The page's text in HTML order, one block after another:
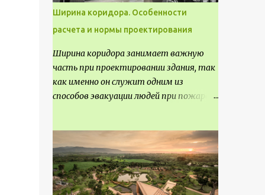
стационарные Назначение
выставочных павильонов - показ
экспозиции, с целью информации,
пропаганды, рекламы, внедрения новых
технологий, обмен опытом,
привлечения внимания и т.д.
Ширина коридора. Особенности
расчета и нормы проектирования
Ширина коридора занимает важную
часть при проектировании здания, так
как именно он служит одним из
способов эвакуации людей при пожаре.
выполнять правильный расчет. Все
особенности рассмотрим в данной
статье.